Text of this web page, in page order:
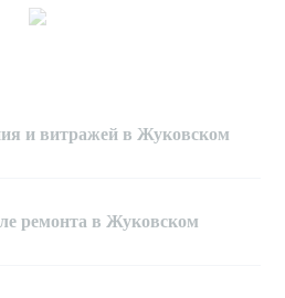
и витражей в Жуковском
ремонта в Жуковском